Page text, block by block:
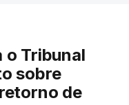
e transparente".
burocracias,
que os apoios
o Tribunal
sobre
de